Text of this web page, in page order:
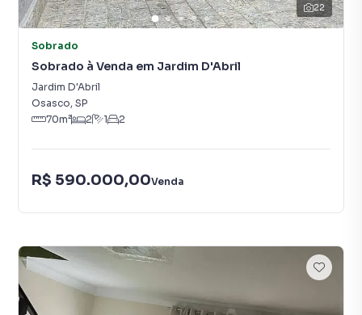
22
Sobrado
Sobrado à Venda em Jardim D'Abril
Jardim D'Abril
Osasco, SP
70m² 2 1 2
R$ 590.000,00Venda